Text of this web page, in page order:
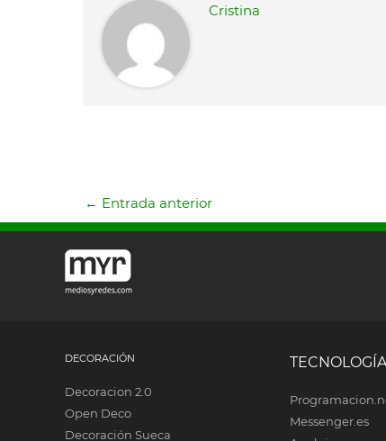
Cristina
← Entrada anterior
DECORACIÓN
Decoracion 2.0
Open Deco
Decoración Sueca
TECNOLOGÍA
Messenger.es